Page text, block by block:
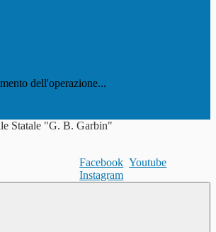
dell'operazione...
Facebook Youtube
Instagram